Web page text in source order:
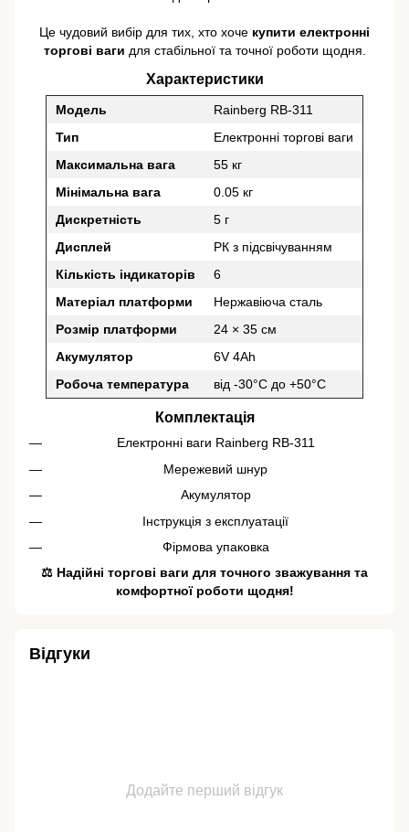
Це чудовий вибір для тих, хто хоче купити електронні
торгові ваги для стабільної та точної роботи щодня.
Характеристики
Модель
Rainberg RB-311
Тип
Електронні торгові ваги
Максимальна вага
55 кг
Мінімальна вага
0.05 кг
Дискретність
5 г
Дисплей
РК з підсвічуванням
Кількість індикаторів
6
Матеріал платформи
Нержавіюча сталь
Розмір платформи
24 × 35 см
Акумулятор
6V 4Ah
Робоча температура
від -30°C до +50°C
Комплектація
Електронні ваги Rainberg RB-311
Мережевий шнур
Акумулятор
Інструкція з експлуатації
Фірмова упаковка
⚖️ Надійні торгові ваги для точного зважування та
комфортної роботи щодня!
Відгуки
Додайте перший відгук